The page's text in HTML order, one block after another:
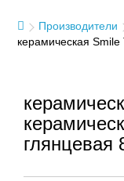
Производители
керамическая
глянцевая